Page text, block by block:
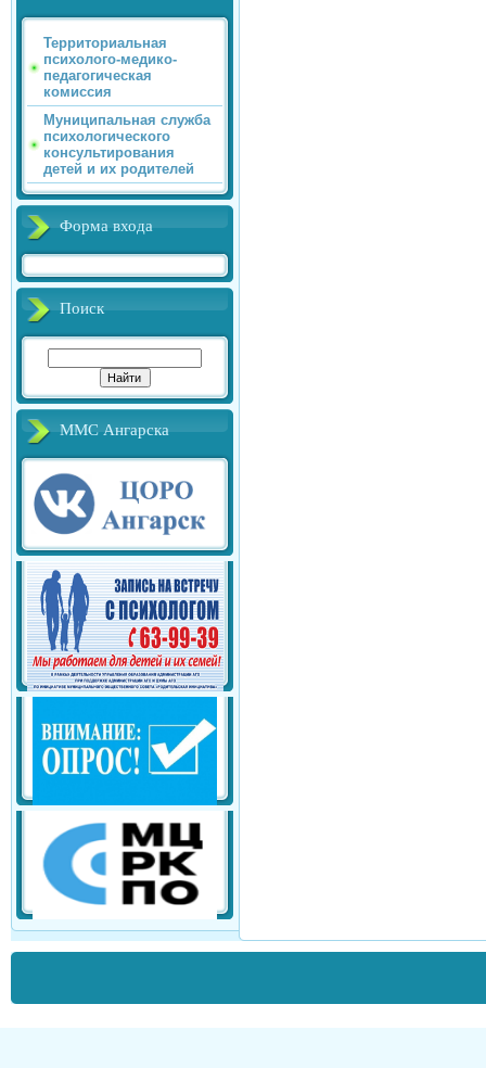
Территориальная
психолого-медико-
педагогическая
комиссия
Муниципальная служба
психологического
консультирования
детей и их родителей
Форма входа
Поиск
ММС Ангарска